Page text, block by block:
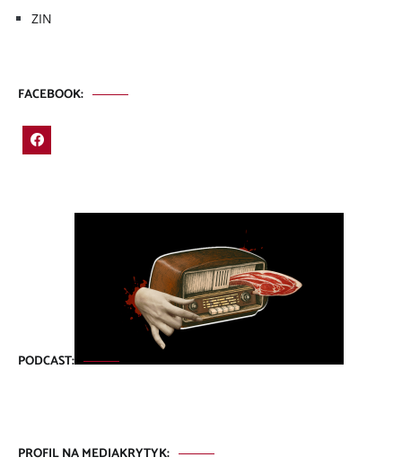
ZIN
FACEBOOK:
PODCAST:
PROFIL NA MEDIAKRYTYK: